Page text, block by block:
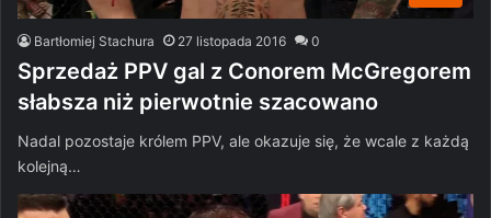
Bartłomiej Stachura 27 listopada 2016 0
Sprzedaż PPV gal z Conorem McGregorem
słabsza niż pierwotnie szacowano
Nadal pozostaje królem PPV, ale okazuje się, że wcale z każdą
kolejną…